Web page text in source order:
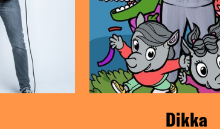
Dikka